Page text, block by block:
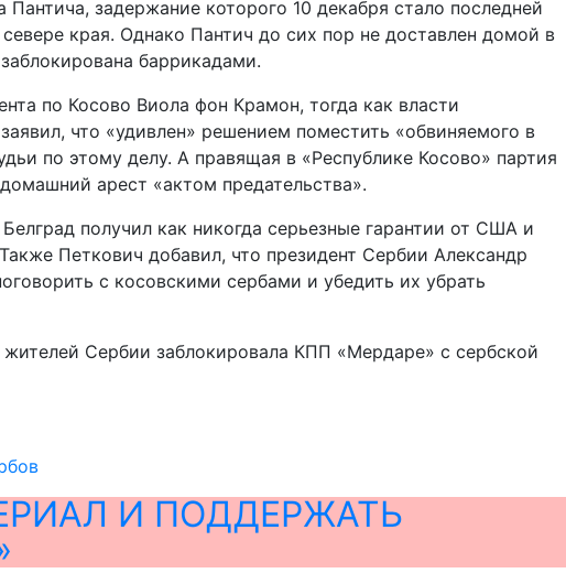
задержание которого 10 декабря стало последней
края. Однако Пантич до сих пор не доставлен домой в
баррикадами.
по Косово Виола фон Крамон, тогда как власти
что «удивлен» решением поместить «обвиняемого в
по этому делу. А правящая в «Республике Косово» партия
арест «актом предательства».
получил как никогда серьезные гарантии от США и
Петкович добавил, что президент Сербии Александр
с косовскими сербами и убедить их убрать
Сербии заблокировала КПП «Мердаре» с сербской
И ПОДДЕРЖАТЬ